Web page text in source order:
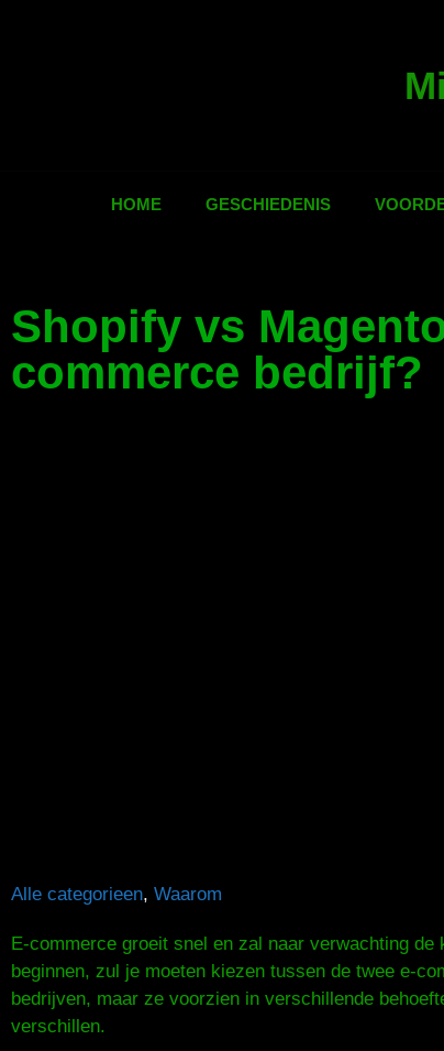
HOME GESCHIEDENIS
Shopify vs
commerce bedrijf?
Alle categorieen, Waarom
E-commerce groeit snel en zal naar verwachting
beginnen, zul je moeten kiezen tussen de twee e-
bedrijven, maar ze voorzien in verschillende
verschillen.